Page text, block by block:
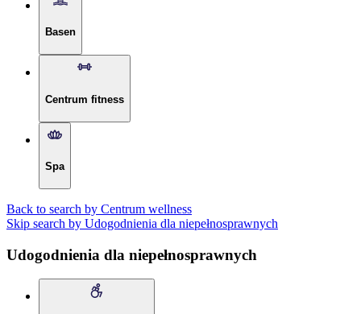
Basen
Centrum fitness
Spa
Back to search by Centrum wellness
Skip search by Udogodnienia dla niepełnosprawnych
Udogodnienia dla niepełnosprawnych